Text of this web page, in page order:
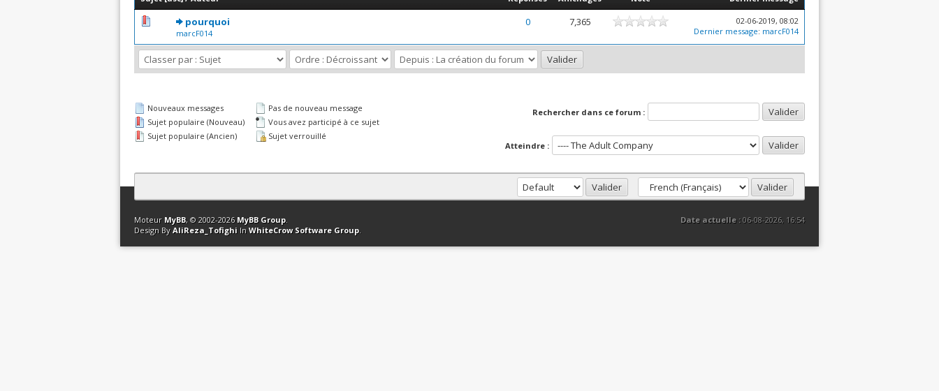
pourquoi
marcF014
0 7,365
0 Votes - 0 sur 5 en moyenne
02-06-2019, 08:02
Dernier message: marcF014
Nouveaux messages
Sujet populaire (Nouveau)
Sujet populaire (Ancien)
Pas de nouveau message
Vous avez participé à ce sujet
Sujet verrouillé
Rechercher dans ce forum :
Atteindre :
Contact Club Affiliation Retourner en haut Version bas-débit (Archivé) Syndication RSS
Date actuelle :06-08-2026, 16:54
Moteur MyBB, © 2002-2026 MyBB Group.
Design By AliReza_Tofighi In WhiteCrow Software Group.